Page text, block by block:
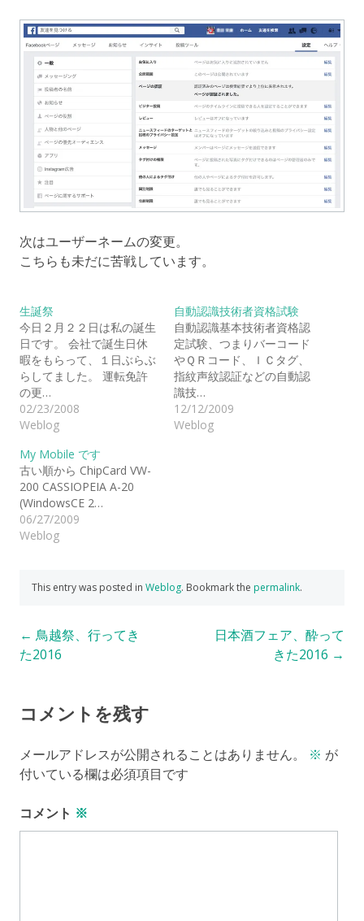
次はユーザーネームの変更。
こちらも未だに苦戦しています。
生誕祭
今日２月２２日は私の誕生
日です。 会社で誕生日休
暇をもらって、１日ぶらぶ
らしてました。 運転免許
の更…
02/23/2008
Weblog
自動認識技術者資格試験
自動認識基本技術者資格認
定試験、つまりバーコード
やＱＲコード、ＩＣタグ、
指紋声紋認証などの自動認
識技…
12/12/2009
Weblog
My Mobile です
古い順から ChipCard VW-
200 CASSIOPEIA A-20
(WindowsCE 2…
06/27/2009
Weblog
This entry was posted in Weblog. Bookmark the permalink.
Post
navigation
← 鳥越祭、行ってき
た2016
日本酒フェア、酔って
きた2016 →
コメントを残す
メールアドレスが公開されることはありません。 ※ が
付いている欄は必須項目です
コメント ※